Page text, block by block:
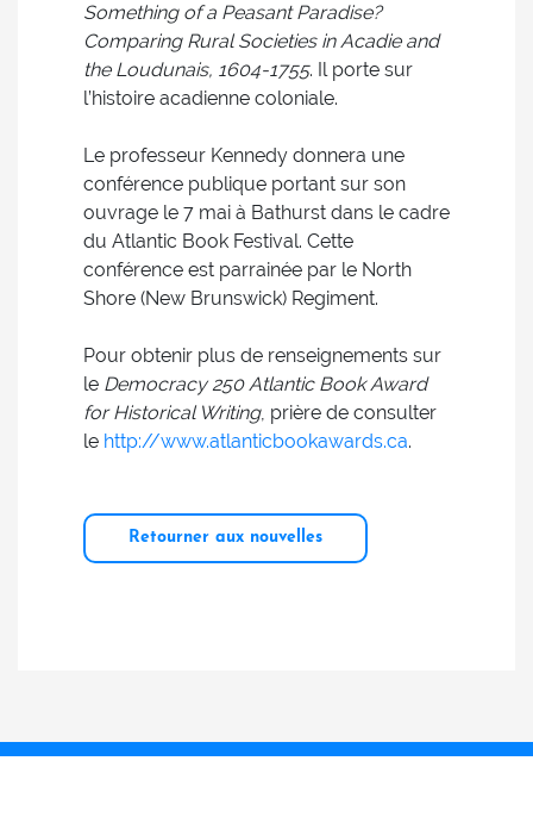
Something of a Peasant Paradise?
Comparing Rural Societies in Acadie and
the Loudunais, 1604-1755. Il porte sur
l’histoire acadienne coloniale.
Le professeur Kennedy donnera une
conférence publique portant sur son
ouvrage le 7 mai à Bathurst dans le cadre
du Atlantic Book Festival. Cette
conférence est parrainée par le North
Shore (New Brunswick) Regiment.
Pour obtenir plus de renseignements sur
le Democracy 250 Atlantic Book Award
for Historical Writing, prière de consulter
le http://www.atlanticbookawards.ca.
Retourner aux nouvelles